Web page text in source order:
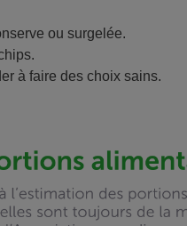
ou surgelée.
à faire des choix sains.